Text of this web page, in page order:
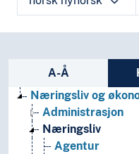
Sidefelt: navigér
A-Å
Næringsliv og
Administrasjon
Næringsliv
Agentur